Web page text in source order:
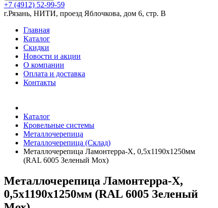
+7 (4912) 52-99-59
г.Рязань, НИТИ, проезд Яблочкова, дом 6, стр. В
Главная
Каталог
Скидки
Новости и акции
О компании
Оплата и доставка
Контакты
Каталог
Кровельные системы
Металлочерепица
Металлочерепица (Склад)
Металлочерепица Ламонтерра-Х, 0,5х1190х1250мм
(RAL 6005 Зеленый Мох)
Металлочерепица Ламонтерра-Х,
0,5х1190х1250мм (RAL 6005 Зеленый